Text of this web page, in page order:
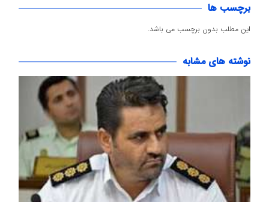
برچسب ها
این مطلب بدون برچسب می باشد.
نوشته های مشابه